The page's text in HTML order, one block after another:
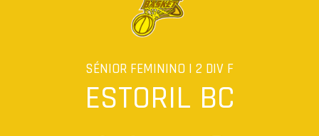
ASSOCIAÇÕESSÉNIOR FEMININO | 2 DIV F
ESTORIL BC